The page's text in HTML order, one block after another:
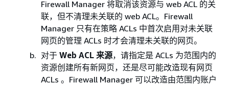
Firewall Manager 将取消该资源与 web ACL 的关
联，但不清理未关联的 web ACL。Firewall
Manager 只有在策略 ACLs 中首次启用对未关联
网页的管理 ACLs 时才会清理未关联的网页。
对于 Web ACL 来源，请指定是 ACLs 为范围内的
资源创建所有新网页，还是尽可能改造现有网页
ACLs 。Firewall Manager 可以改造由范围内账户